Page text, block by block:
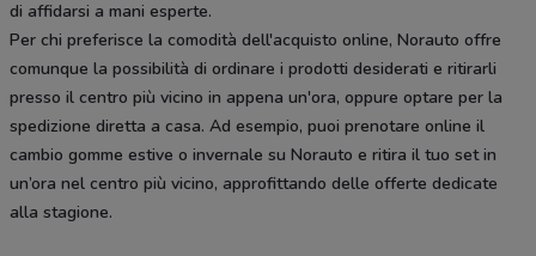
di affidarsi a mani esperte.
Per chi preferisce la comodità dell'acquisto online, Norauto offre
comunque la possibilità di ordinare i prodotti desiderati e ritirarli
presso il centro più vicino in appena un'ora, oppure optare per la
spedizione diretta a casa. Ad esempio, puoi prenotare online il
cambio gomme estive o invernale su Norauto e ritira il tuo set in
un’ora nel centro più vicino, approfittando delle offerte dedicate
alla stagione.